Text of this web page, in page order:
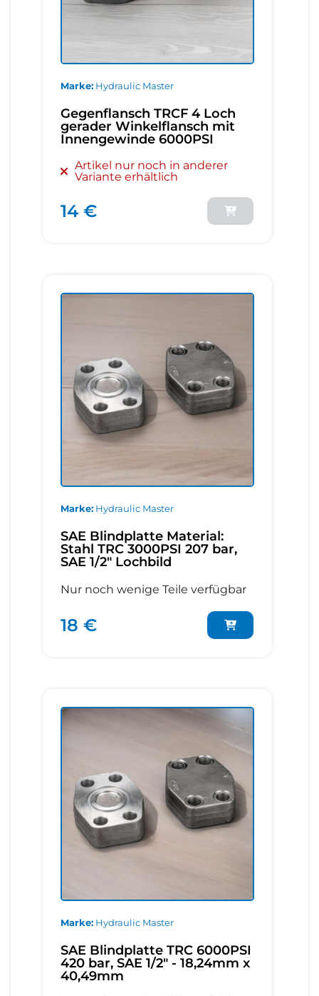
Marke Hydraulic Master
Gegenflansch TRCF 4 Loch
gerader Winkelflansch mit
Innengewinde 6000PSI
Artikel nur noch in anderer
Variante erhältlich
14 €
Marke Hydraulic Master
SAE Blindplatte Material:
Stahl TRC 3000PSI 207 bar,
SAE 1/2" Lochbild
Nur noch wenige Teile verfügbar
18 €
Marke Hydraulic Master
SAE Blindplatte TRC 6000PSI
420 bar, SAE 1/2" - 18,24mm x
40,49mm